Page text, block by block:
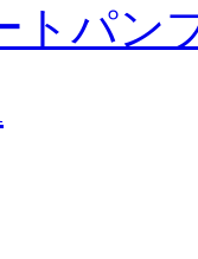
トパン